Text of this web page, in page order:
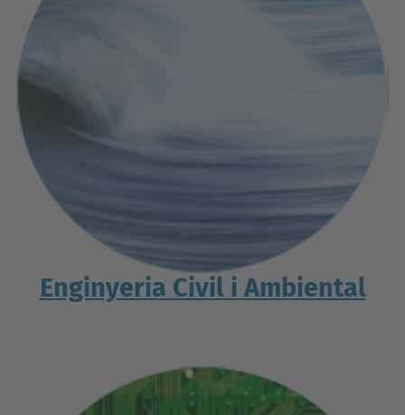
Enginyeria Civil i Ambiental